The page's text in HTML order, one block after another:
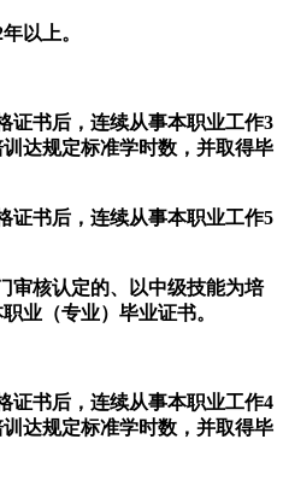
以上。
证书后，连续从事本职业工作3
达规定标准学时数，并取得毕
证书后，连续从事本职业工作5
审核认定的、以中级技能为培
业（专业）毕业证书。
证书后，连续从事本职业工作4
达规定标准学时数，并取得毕